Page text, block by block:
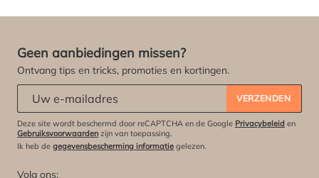
Geen aanbiedingen missen?
Ontvang tips en tricks, promoties en kortingen.
VERZENDEN
Deze site wordt beschermd door reCAPTCHA en de Google Privacybeleid en
Gebruiksvoorwaarden zijn van toepassing.
Ik heb de gegevensbescherming informatie gelezen.
Volg ons: